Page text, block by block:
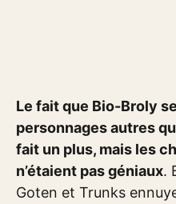
Le fait que Bio-Broly
personnages autres
fait un plus, mais les
n’étaient pas géniaux.
Goten et Trunks